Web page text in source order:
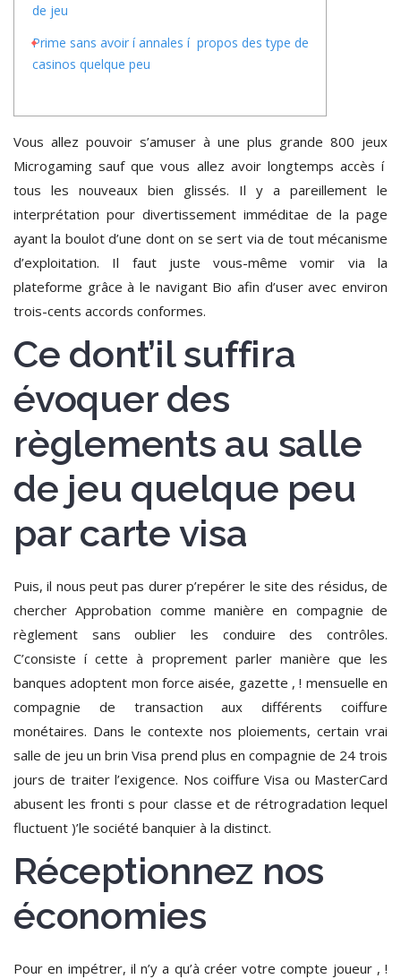
de jeu
Prime sans avoir í annales í propos des type de
casinos quelque peu
Vous allez pouvoir s’amuser à une plus grande 800 jeux
Microgaming sauf que vous allez avoir longtemps accès í
tous les nouveaux bien glissés. Il y a pareillement le
interprétation pour divertissement imméditae de la page
ayant la boulot d’une dont on se sert via de tout mécanisme
d’exploitation. Il faut juste vous-même vomir via la
plateforme grâce à le navigant Bio afin d’user avec environ
trois-cents accords conformes.
Ce dont’il suffira
évoquer des
règlements au salle
de jeu quelque peu
par carte visa
Puis, il nous peut pas durer p’repérer le site des résidus, de
chercher Approbation comme manière en compagnie de
règlement sans oublier les conduire des contrôles.
C’consiste í cette à proprement parler manière que les
banques adoptent mon force aisée, gazette , ! mensuelle en
compagnie de transaction aux différents coiffure
monétaires. Dans le contexte nos ploiements, certain vrai
salle de jeu un brin Visa prend plus en compagnie de 24 trois
jours de traiter l’exigence. Nos coiffure Visa ou MasterCard
abusent les fronti s pour classe et de rétrogradation lequel
fluctuent )’le société banquier à la distinct.
Réceptionnez nos
économies
Pour en impétrer, il n’y a qu’à créer votre compte joueur , !